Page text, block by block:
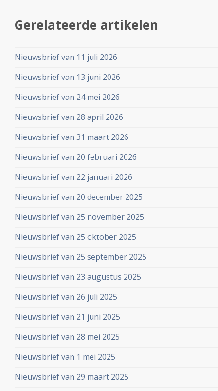
Gerelateerde artikelen
Nieuwsbrief van 11 juli 2026
Nieuwsbrief van 13 juni 2026
Nieuwsbrief van 24 mei 2026
Nieuwsbrief van 28 april 2026
Nieuwsbrief van 31 maart 2026
Nieuwsbrief van 20 februari 2026
Nieuwsbrief van 22 januari 2026
Nieuwsbrief van 20 december 2025
Nieuwsbrief van 25 november 2025
Nieuwsbrief van 25 oktober 2025
Nieuwsbrief van 25 september 2025
Nieuwsbrief van 23 augustus 2025
Nieuwsbrief van 26 juli 2025
Nieuwsbrief van 21 juni 2025
Nieuwsbrief van 28 mei 2025
Nieuwsbrief van 1 mei 2025
Nieuwsbrief van 29 maart 2025